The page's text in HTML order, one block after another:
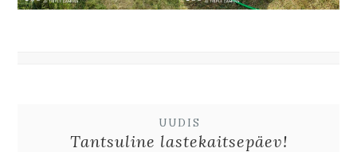
UUDIS
Tantsuline lastekaitsepäev!